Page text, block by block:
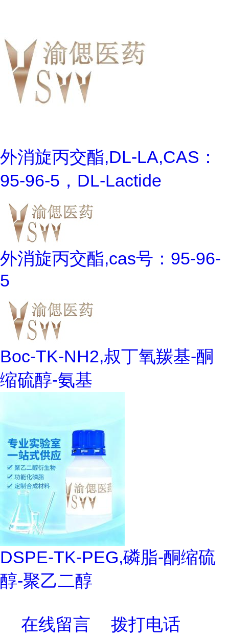
外消旋丙交酯,DL-LA,CAS：
95-96-5，DL-Lactide
外消旋丙交酯,cas号：95-96-
5
Boc-TK-NH2,叔丁氧羰基-酮
缩硫醇-氨基
DSPE-TK-PEG,磷脂-酮缩硫
醇-聚乙二醇
在线留言 拨打电话